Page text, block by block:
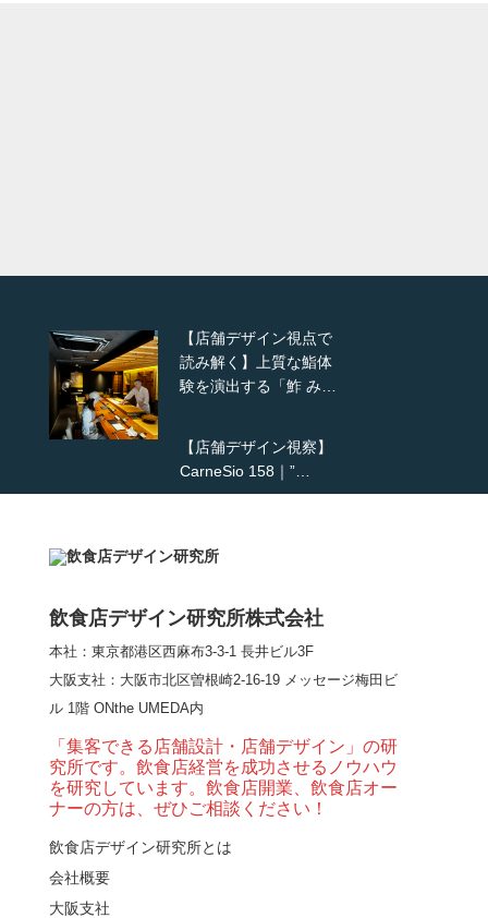
【店舗デザイン視点で
読み解く】上質な鮨体
験を演出する「鮓 み…
【店舗デザイン視察】
CarneSio 158｜”…
【熊の鳥焼き】囲炉裏
とライブ感を両立した
和モダン串揚げ店。
「…
【Queux Norme（クゥ
ノルム）】女子会にお
薦めな&…
飲食店デザイン研究所株式会社
本社：東京都港区西麻布3-3-1 長井ビル3F
大阪支社 ：大阪市北区曽根崎2-16-19 メッセージ梅田ビ
ル 1階 ONthe UMEDA内
「集客できる店舗設計・店舗デザイン」の研
究所です。飲食店経営を成功させるノウハウ
を研究しています。飲食店開業、飲食店オー
ナーの方は、ぜひご相談ください！
飲食店デザイン研究所とは
会社概要
大阪支社